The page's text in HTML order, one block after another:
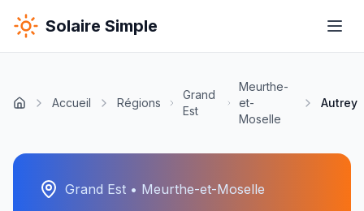
Solaire Simple
Accueil Régions
Grand
Est
Meurthe-
et-
Moselle
Autrey
Grand Est • Meurthe-et-Moselle